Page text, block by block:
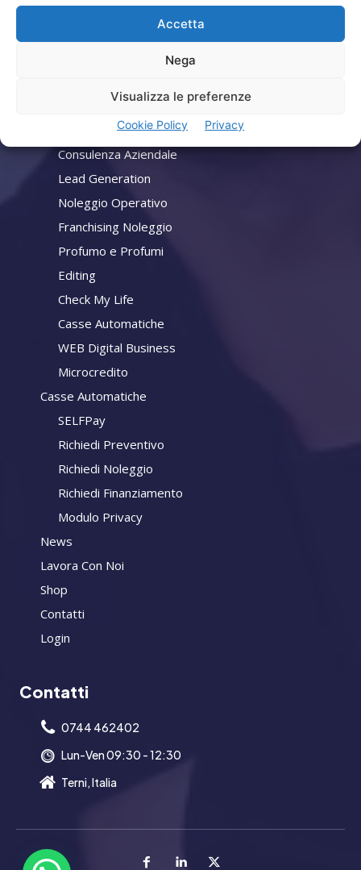
Accetta
Nega
Visualizza le preferenze
Cookie Policy Privacy
Consulenza Aziendale
Lead Generation
Noleggio Operativo
Franchising Noleggio
Profumo e Profumi
Editing
Check My Life
Casse Automatiche
WEB Digital Business
Microcredito
Casse Automatiche
SELFPay
Richiedi Preventivo
Richiedi Noleggio
Richiedi Finanziamento
Modulo Privacy
News
Lavora Con Noi
Shop
Contatti
Login
Contatti
0744 462402
Lun-Ven 09:30 - 12:30
Terni, Italia